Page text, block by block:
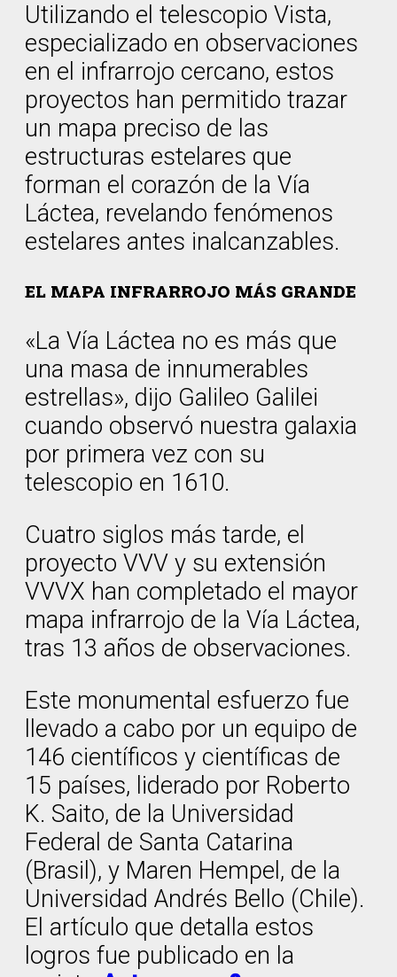
Utilizando el telescopio Vista,
especializado en observaciones
en el infrarrojo cercano, estos
proyectos han permitido trazar
un mapa preciso de las
estructuras estelares que
forman el corazón de la Vía
Láctea, revelando fenómenos
estelares antes inalcanzables.
EL MAPA INFRARROJO MÁS GRANDE
«La Vía Láctea no es más que
una masa de innumerables
estrellas», dijo Galileo Galilei
cuando observó nuestra galaxia
por primera vez con su
telescopio en 1610.
Cuatro siglos más tarde, el
proyecto VVV y su extensión
VVVX han completado el mayor
mapa infrarrojo de la Vía Láctea,
tras 13 años de observaciones.
Este monumental esfuerzo fue
llevado a cabo por un equipo de
146 científicos y científicas de
15 países, liderado por Roberto
K. Saito, de la Universidad
Federal de Santa Catarina
(Brasil), y Maren Hempel, de la
Universidad Andrés Bello (Chile).
El artículo que detalla estos
logros fue publicado en la